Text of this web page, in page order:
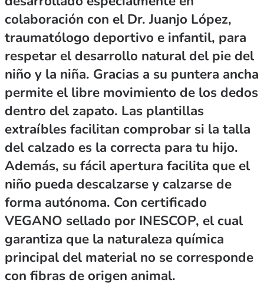
colaboración con el Dr. Juanjo López,
traumatólogo deportivo e infantil, para
respetar el desarrollo natural del pie del
niño y la niña. Gracias a su puntera ancha
permite el libre movimiento de los dedos
dentro del zapato. Las plantillas
extraíbles facilitan comprobar si la talla
del calzado es la correcta para tu hijo.
Además, su fácil apertura facilita que el
niño pueda descalzarse y calzarse de
forma autónoma. Con certificado
VEGANO sellado por INESCOP, el cual
garantiza que la naturaleza química
principal del material no se corresponde
con fibras de origen animal.